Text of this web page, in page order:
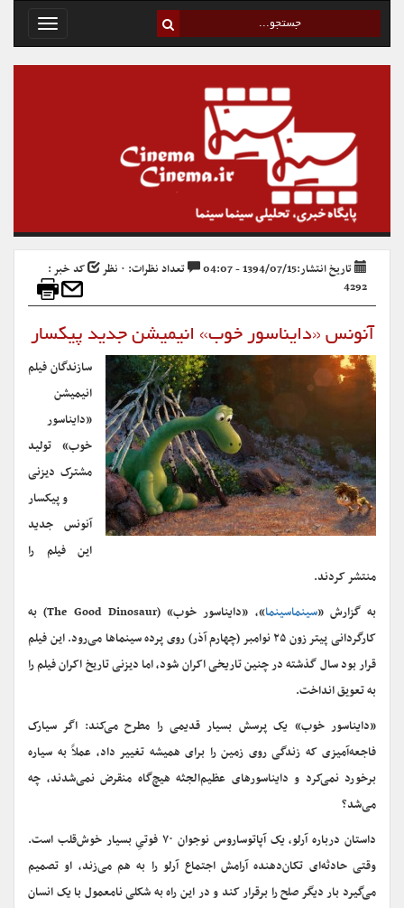
Toggle
تاریخ انتشار:1394/07/15 - 04:07 تعداد نظرات: ۰ نظر
کد خبر :
4292
آنونس «دایناسور خوب» انیمیشن جدید پیکسار
سازندگان فیلم
انیمیشن
«دایناسور
خوب» تولید
مشترک دیزنی
و پیکسار
آنونس جدید
این فیلم را
منتشر کردند.
به گزارش «سینماسینما
»، «دایناسور خوب» (The Good Dinosaur) به
کارگردانی پیتر زون ۲۵ نوامبر (چهارم آذر) روی پرده سینماها می‌رود. این فیلم
قرار بود سال گذشته در چنین تاریخی اکران شود، اما دیزنی تاریخ اکران فیلم را
به تعویق انداخت.
«دایناسور خوب» یک پرسش بسیار قدیمی را مطرح می‌کند: اگر سیارک
فاجعه‌آمیزی که زندگی روی زمین را برای همیشه تغییر داد، عملاً به سیاره
برخورد نمی‌کرد و دایناسورهای عظیم‌الجثه هیچ‌گاه منقرض نمی‌شدند، چه
می‌شد؟
داستان درباره آرلو، یک آپاتوساروس نوجوان ۷۰ فوتیِ بسیار خوش‌قلب است.
وقتی حادثه‌ای تکان‌دهنده آرامش اجتماع آرلو را به هم می‌زند، او تصمیم
می‌گیرد بار دیگر صلح را برقرار کند و در این راه به شکلی نامعمول با یک انسان